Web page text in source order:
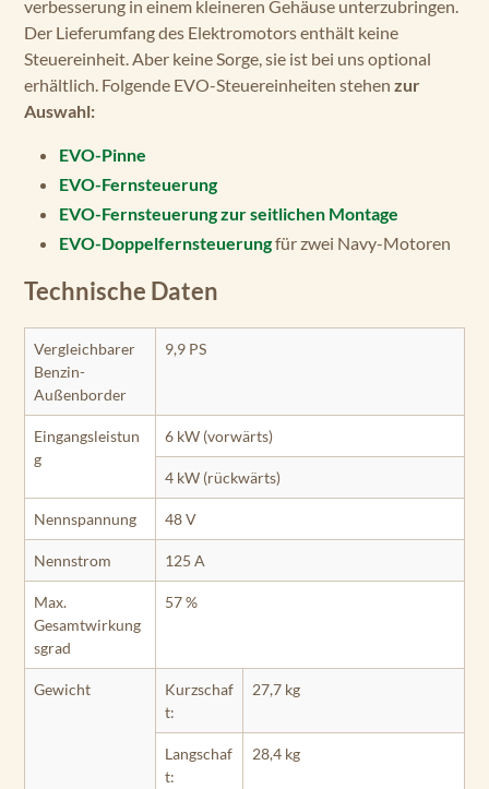
verbesserung in einem kleineren Gehäuse unterzubringen.
Der Lieferumfang des Elektromotors enthält keine
Steuereinheit. Aber keine Sorge, sie ist bei uns optional
erhältlich. Folgende EVO-Steuereinheiten stehen zur
Auswahl:
EVO-Pinne
EVO-Fernsteuerung
EVO-Fernsteuerung zur seitlichen Montage
EVO-Doppelfernsteuerungfür zwei Navy-Motoren
Technische Daten
Vergleichbarer
Benzin-
Außenborder
9,9 PS
Eingangsleistun
g
6 kW (vorwärts)
4 kW (rückwärts)
Nennspannung 48 V
Nennstrom 125 A
Max.
Gesamtwirkung
sgrad
57 %
Gewicht
Kurzschaf
t:
27,7 kg
Langschaf
t:
28,4 kg